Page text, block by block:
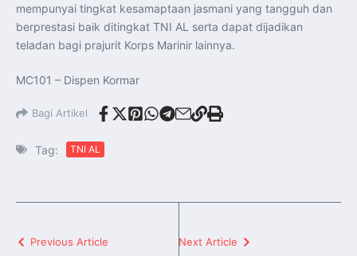
mempunyai tingkat kesamaptaan jasmani yang tangguh dan
berprestasi baik ditingkat TNI AL serta dapat dijadikan
teladan bagi prajurit Korps Marinir lainnya.
MC101 – Dispen Kormar
Bagi Artikel
Tag: TNI AL
Previous Article Next Article